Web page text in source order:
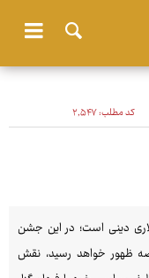
کد مطلب:۲٬۵۴۷
دینی است؛ در این جشن
ظهور خواهد رسید، نقش